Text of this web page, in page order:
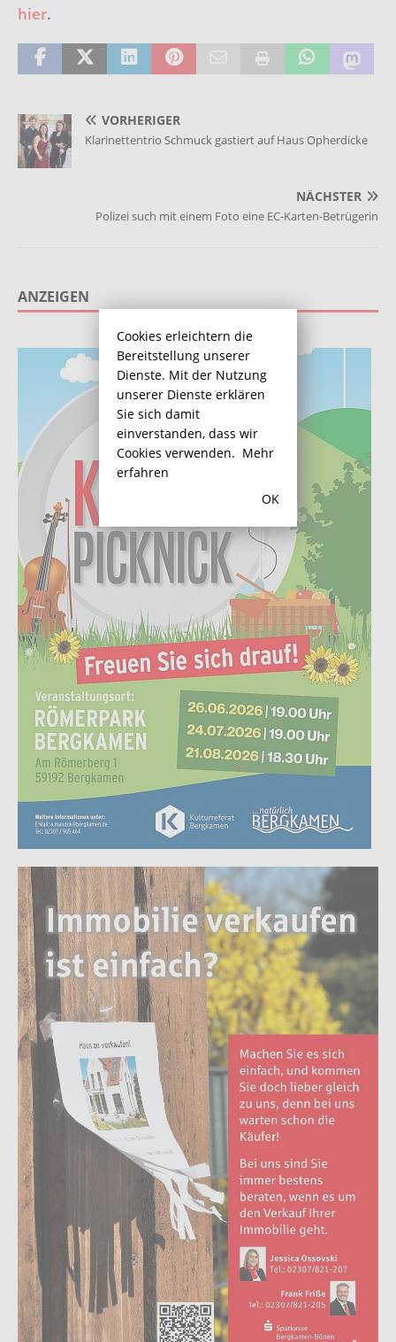
hier.
VORHERIGER
Klarinettentrio Schmuck gastiert auf Haus Opherdicke
NÄCHSTER
Polizei such mit einem Foto eine EC-Karten-Betrügerin
ANZEIGEN
Cookies erleichtern die
Bereitstellung unserer
Dienste. Mit der Nutzung
unserer Dienste erklären
Sie sich damit
einverstanden, dass wir
Cookies verwenden. Mehr
erfahren
OK